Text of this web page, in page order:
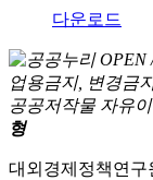
다운로드
공공저작물 자유
형
대외경제정책연구